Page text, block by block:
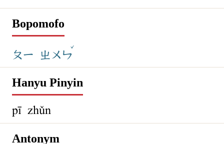
Bopomofo
ㄆㄧ ㄓㄨㄣ
ˇ
Hanyu Pinyin
pī zhǔn
Antonym